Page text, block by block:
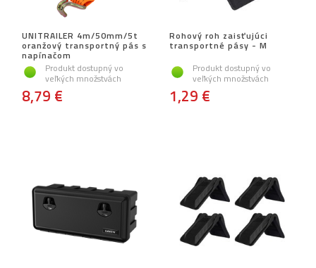
UNITRAILER 4m/50mm/5t
oranžový transportný pás s
napínačom
Produkt dostupný vo
veľkých množstvách
8,79 €
Rohový roh zaisťujúci
transportné pásy - M
Produkt dostupný vo
veľkých množstvách
1,29 €